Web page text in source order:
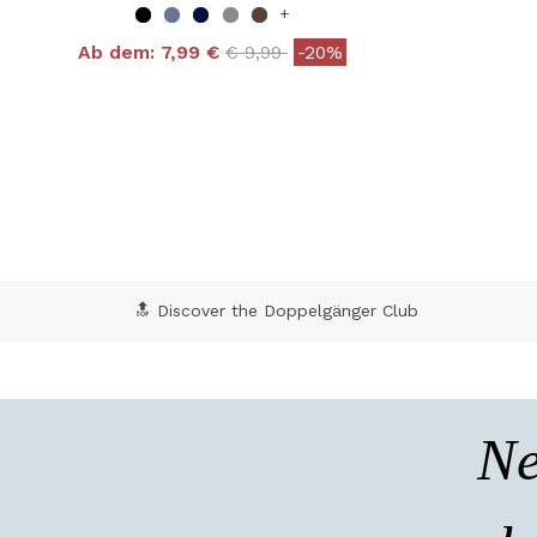
+
Ab dem: 7,99 € Price reduced from
€ 9,99to-20%
🔝 Discover the Doppelgänger Club